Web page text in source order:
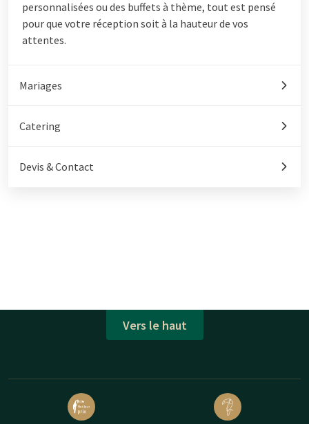
personnalisées ou des buffets à thème, tout est pensé
pour que votre réception soit à la hauteur de vos
attentes.
Mariages
Catering
Devis & Contact
Vers le haut